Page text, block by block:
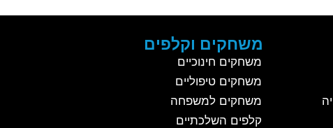
משחקים וקלפים
משחקים חינוכיים
משחקים טיפוליים
משחקים למשפחה
קלפים השלכתיים